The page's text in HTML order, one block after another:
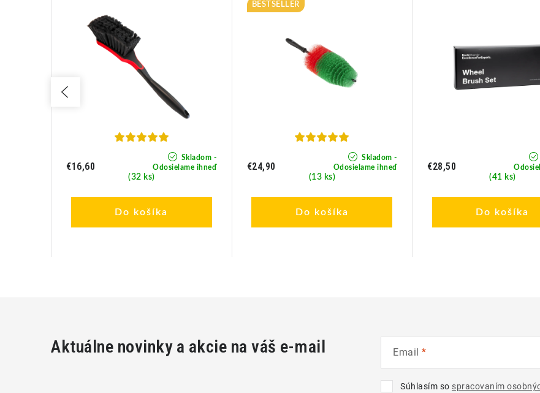
Skladom -
Odosielame ihneď
(32 ks)
€16,60
Do košíka
BESTSELLER
Skladom -
Odosielame ihneď
(13 ks)
€24,90
Do košíka
(41 ks)
€28,50
Do košíka
Aktuálne novinky a akcie na váš e-mail Email
Súhlasím so spracovaním